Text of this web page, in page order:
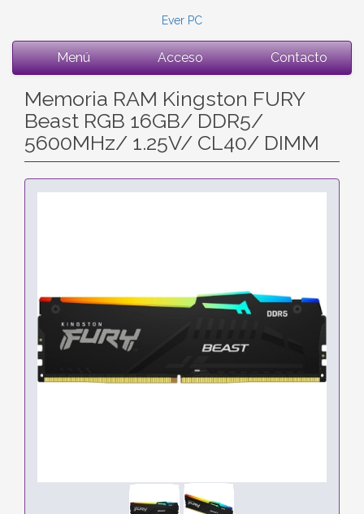
Ever PC
Menú Acceso Contacto
Memoria RAM Kingston FURY
Beast RGB 16GB/ DDR5/
5600MHz/ 1.25V/ CL40/ DIMM